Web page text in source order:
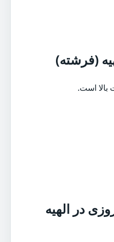
(فرشته)
بالا است.
در الهیه